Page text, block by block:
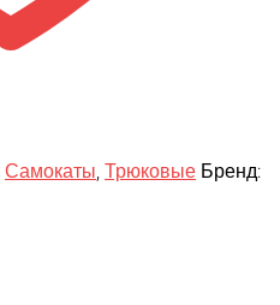
Самокаты Трюковые Бренд: